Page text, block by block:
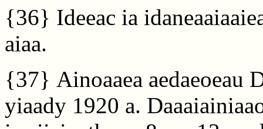
{36} Ideeac ia
aiaa.
{37} Ainoaaea aedaeoeau
yiaady 1920 a.